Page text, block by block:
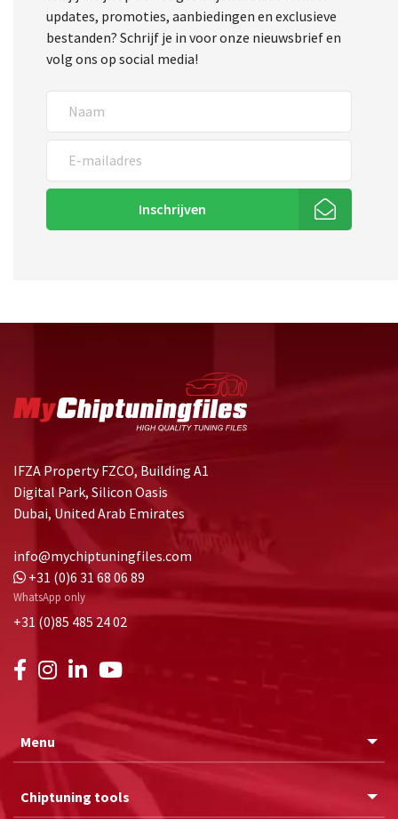
updates, promoties, aanbiedingen en exclusieve
bestanden? Schrijf je in voor onze nieuwsbrief en
volg ons op social media!
Inschrijven
IFZA Property FZCO, Building A1
Digital Park, Silicon Oasis
Dubai, United Arab Emirates
info@mychiptuningfiles.com
+31 (0)6 31 68 06 89
WhatsApp only
+31 (0)85 485 24 02
Menu
Chiptuning tools